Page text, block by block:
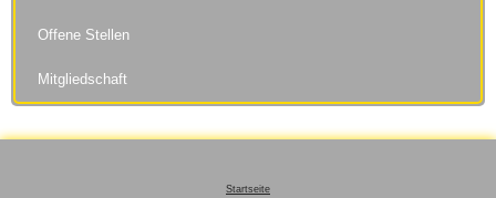
Offene Stellen
Mitgliedschaft
Startseite